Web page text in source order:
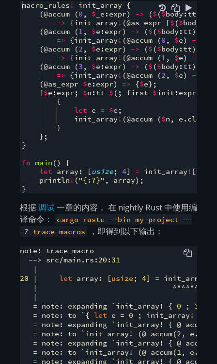
macro_rules ! init_array {
(@accum (0 , $ _e : expr) -> ($ ($body:tt
=>
{init_array! (@as_expr [$ ($body
(@accum (1 , $e : expr) -> ($ ($body: tt) *
=>
{init_array! (@accum (0 , $e) ->
(@accum (2 , $e : expr) -> ($ ($body: tt) *
=>
{init_array! (@accum (1 , $e) ->
(@accum (3 , $e : expr) -> ($ ($body: tt) *
=>
{init_array! (@accum (2 , $e) ->
(@as_expr $e : expr) => {$e} ;
[$e : expr ; $n : tt $ ( ; first $init : expr
{
let e = $e ;
    init_array
! (@accum ($n , e . clone
}
} ;
}
fn main ( )
{
let array: [usize; 4] = init_array! [0
    println
! ("{:?}" , array) ;
}
根据调试一章的内容， 在 nightly Rust 中使用编
译命令：
cargo rustc --bin my-project --
-Z trace-macros
，即得到以下输出：
note: trace_macro
  --> src/main.rs:
20 : 31
20 | let array: [usize ; 4] = init_array![
|
   |
   = note: expanding `init_array! {
0 ; 3
   = note: to `{
let e = 0 ; init_array! (@
   = note: expanding `init_array! { @ accum(
   = note: to `init_array! (@ accum(
2 ,
   = note: expanding `init_array! { @ accum(
   = note: to `init_array! (@ accum(
1 ,
   = note: expanding `init_array! { @ accum(